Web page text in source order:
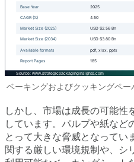
ベーキングおよびクッキングペ
しかし、市場は成長の可能性
しています。パルプや紙など
とって大きな脅威となってい
関する厳しい環境規制や、シ